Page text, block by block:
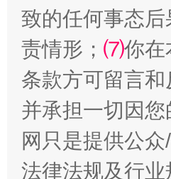
致的任何事态后
责情形； ⑺你在
条款方可留言
并承担一切因
网只是提供公
法律法规及行